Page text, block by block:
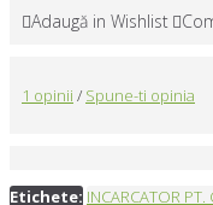
Adaugă in Wishlist
1 opinii / Spune-ti opinia
Etichete: INCARCATOR